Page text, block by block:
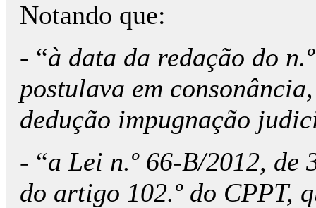
Notando que:
- “à data da redação do
postulava em
dedução impugnação
- “a Lei n.º 66-B/2012, de
do artigo 102.º do CPPT,